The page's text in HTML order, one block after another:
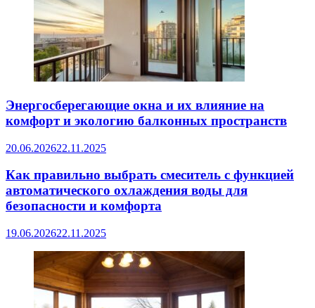
Энергосберегающие окна и их влияние на
комфорт и экологию балконных пространств
20.06.202622.11.2025
Как правильно выбрать смеситель с функцией
автоматического охлаждения воды для
безопасности и комфорта
19.06.202622.11.2025